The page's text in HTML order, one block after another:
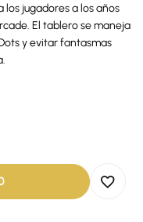
jugadores a los años
El tablero se maneja
y evitar fantasmas